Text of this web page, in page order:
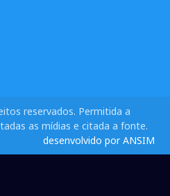
reservados. Permitida a
as mídias e citada a fonte.
desenvolvido por ANSIM